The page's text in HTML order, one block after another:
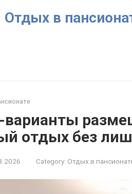
Отдых в
отдых без
Category: Отдых в